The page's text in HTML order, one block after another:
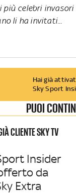
più celebri
li ha invitati...
Hai già
Sky Sport
PUOI
CLIENTE SKY TV
Insider
da
Extra